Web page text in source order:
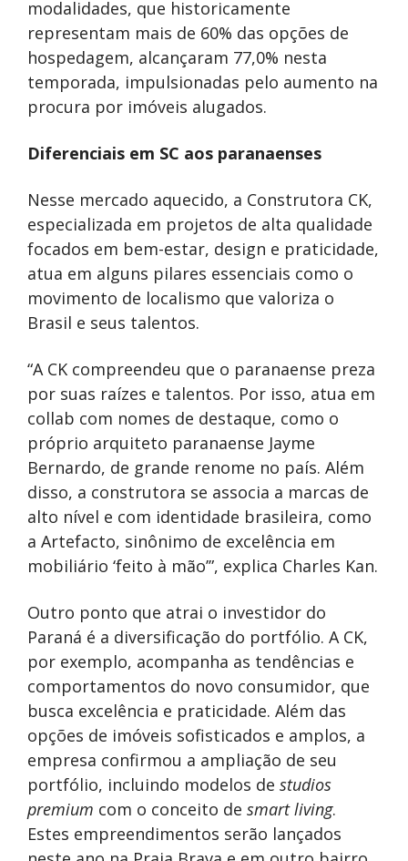
modalidades, que historicamente
representam mais de 60% das opções de
hospedagem, alcançaram 77,0% nesta
temporada, impulsionadas pelo aumento na
procura por imóveis alugados.
Diferenciais em SC aos paranaenses
Nesse mercado aquecido, a Construtora CK,
especializada em projetos de alta qualidade
focados em bem-estar, design e praticidade,
atua em alguns pilares essenciais como o
movimento de localismo que valoriza o
Brasil e seus talentos.
“A CK compreendeu que o paranaense preza
por suas raízes e talentos. Por isso, atua em
collab com nomes de destaque, como o
próprio arquiteto paranaense Jayme
Bernardo, de grande renome no país. Além
disso, a construtora se associa a marcas de
alto nível e com identidade brasileira, como
a Artefacto, sinônimo de excelência em
mobiliário ‘feito à mão’”, explica Charles Kan.
Outro ponto que atrai o investidor do
Paraná é a diversificação do portfólio. A CK,
por exemplo, acompanha as tendências e
comportamentos do novo consumidor, que
busca excelência e praticidade. Além das
opções de imóveis sofisticados e amplos, a
empresa confirmou a ampliação de seu
portfólio, incluindo modelos de studios
premium com o conceito de smart living.
Estes empreendimentos serão lançados